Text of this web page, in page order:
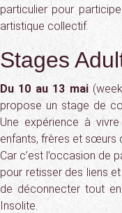
particulier pour
artistique collectif.
Stages
Du 10 au 13 mai
propose un stage de
Une expérience à
enfants, frères et sœurs
Car c’est l’occasion de
pour retisser des liens
de déconnecter tout
Insolite.